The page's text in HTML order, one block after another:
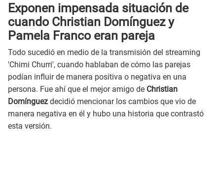
Exponen impensada situación de
cuando Christian Domínguez y
Pamela Franco eran pareja
Todo sucedió en medio de la transmisión del streaming
'Chimi Churri', cuando hablaban de cómo las parejas
podían influir de manera positiva o negativa en una
persona. Fue ahí que el mejor amigo de Christian
Domínguez decidió mencionar los cambios que vio de
manera negativa en él y hubo una historia que contrastó
esta versión.